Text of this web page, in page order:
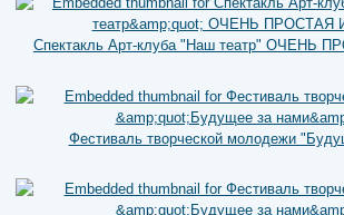
Спектакль Арт-клуба "Наш театр" ОЧЕНЬ
Фестиваль творческой молодежи